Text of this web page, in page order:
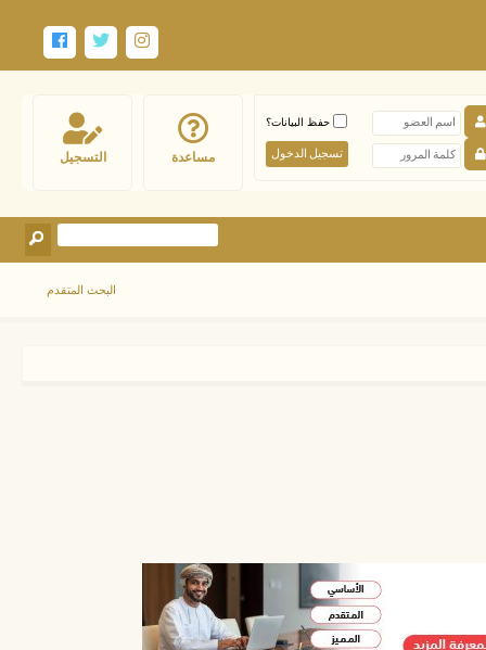
التسجيل مساعدة
حفظ البيانات؟
البحث المتقدم